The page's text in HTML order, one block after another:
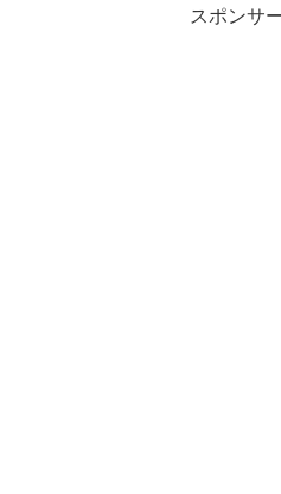
スポンサ